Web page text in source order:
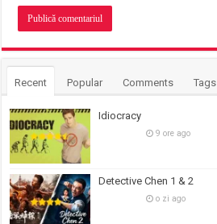
Recent Popular Comments Tags
Idiocracy
9 ore ago
Detective Chen 1 & 2
o zi ago